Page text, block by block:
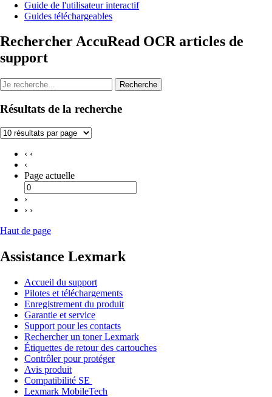
Guide de l'utilisateur interactif
Guides téléchargeables
Rechercher AccuRead OCR articles de
support
Recherche
Résultats de la recherche
‹ ‹
‹
Page actuelle
›
› ›
Haut de page
Assistance Lexmark
Accueil du support
Pilotes et téléchargements
Enregistrement du produit
Garantie et service
Support pour les contacts
Rechercher un toner Lexmark
Étiquettes de retour des cartouches
Contrôler pour protéger
Avis produit
Compatibilité SE
Lexmark MobileTech